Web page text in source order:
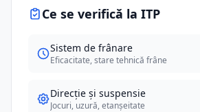
Ce se verifică la ITP
Sistem de frânare
Eficacitate, stare tehnică frâne
Direcție și suspensie
Jocuri, uzură, etanșeitate